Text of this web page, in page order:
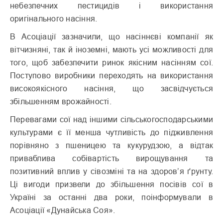
небезпечних пестицидів і використання
оригінального насіння.
В Асоціації зазначили, що насіннєві компанії як
вітчизняні, так й іноземні, мають усі можливості для
того, щоб забезпечити ринок якісним насінням сої.
Поступово виробники переходять на використання
високоякісного насіння, що засвідчується
збільшенням врожайності.
Перевагами сої над іншими сільськогосподарськими
культурами є її менша чутливість до підживлення
порівняно з пшеницею та кукурудзою, а відтак
приваблива собівартість вирощування та
позитивний вплив у сівозміні та на здоров’я ґрунту.
Ці вигоди призвели до збільшення посівів сої в
Україні за останні два роки, поінформували в
Асоціації «Дунайська Соя».